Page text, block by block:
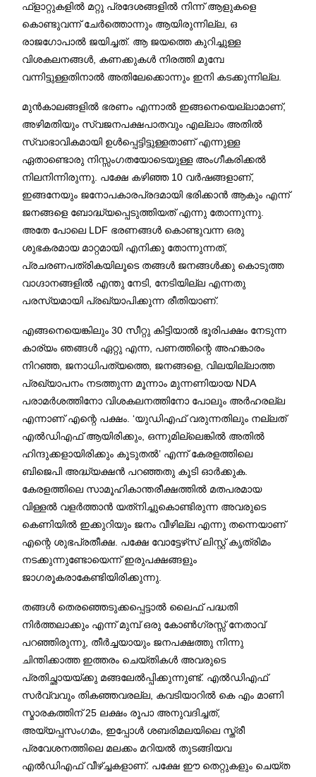
ഫ്‌ളാറ്റുകളിൽ മറ്റു പ്രദേശങ്ങളിൽ നിന്ന് ആളുകളെ
കൊണ്ടുവന്ന് ചേർത്തൊന്നും ആയിരുന്നില്ല, ഒ
രാജഗോപാൽ ജയിച്ചത്. ആ ജയത്തെ കുറിച്ചുള്ള
വിശകലനങ്ങൾ, കണക്കുകൾ നിരത്തി മുമ്പേ
വന്നിട്ടുള്ളതിനാൽ അതിലേക്കൊന്നും ഇനി കടക്കുന്നില്ല.
മുൻകാലങ്ങളിൽ ഭരണം എന്നാൽ ഇങ്ങനെയെല്ലാമാണ്,
അഴിമതിയും സ്വജനപക്ഷപാതവും എല്ലാം അതിൽ
സ്വാഭാവികമായി ഉൾപ്പെട്ടിട്ടുള്ളതാണ് എന്നുള്ള
ഏതാണ്ടൊരു നിസ്സംഗതയോടെയുള്ള അംഗീകരിക്കൽ
നിലനിന്നിരുന്നു. പക്ഷേ കഴിഞ്ഞ 10 വർഷങ്ങളാണ്,
ഇങ്ങനേയും ജനോപകാരപ്രദമായി ഭരിക്കാൻ ആകും എന്ന്
ജനങ്ങളെ ബോദ്ധ്യപ്പെടുത്തിയത് എന്നു തോന്നുന്നു.
അതേ പോലെ LDF ഭരണങ്ങൾ കൊണ്ടുവന്ന ഒരു
ശുഭകരമായ മാറ്റമായി എനിക്കു തോന്നുന്നത്,
പ്രചരണപത്രികയിലൂടെ തങ്ങൾ ജനങ്ങൾക്കു കൊടുത്ത
വാഗ്ദാനങ്ങളിൽ എന്തു നേടി, നേടിയില്ല എന്നതു
പരസ്യമായി പ്രഖ്യാപിക്കുന്ന രീതിയാണ്.
എങ്ങനെയെങ്കിലും 30 സീറ്റു കിട്ടിയാൽ ഭൂരിപക്ഷം നേടുന്ന
കാര്യം ഞങ്ങൾ ഏറ്റു എന്ന, പണത്തിന്റെ അഹങ്കാരം
നിറഞ്ഞ, ജനാധിപത്യത്തെ, ജനങ്ങളെ, വിലയില്ലാത്ത
പ്രഖ്യാപനം നടത്തുന്ന മൂന്നാം മുന്നണിയായ NDA
പരാമർശത്തിനോ വിശകലനത്തിനോ പോലും അർഹരല്ല
എന്നാണ് എന്റെ പക്ഷം. ‘യുഡിഎഫ് വരുന്നതിലും നല്ലത്
എൽഡിഎഫ് ആയിരിക്കും, ഒന്നുമില്ലെങ്കിൽ അതിൽ
ഹിന്ദുക്കളായിരിക്കും കൂടുതൽ’ എന്ന് കേരളത്തിലെ
ബിജെപി അദ്ധ്യക്ഷൻ പറഞ്ഞതു കൂടി ഓർക്കുക.
കേരളത്തിലെ സാമൂഹികാന്തരീക്ഷത്തിൽ മതപരമായ
വിള്ളൽ വളർത്താൻ യത്‌നിച്ചുകൊണ്ടിരുന്ന അവരുടെ
കെണിയിൽ ഇക്കുറിയും ജനം വീഴില്ല എന്നു തന്നെയാണ്
എന്റെ ശുഭപ്രതീക്ഷ. പക്ഷേ വോട്ടേഴ്‌സ് ലിസ്റ്റ് കൃത്രിമം
നടക്കുന്നുണ്ടോയെന്ന് ഇരുപക്ഷങ്ങളും
ജാഗരൂകരാകേണ്ടിയിരിക്കുന്നു.
തങ്ങൾ തെരഞ്ഞെടുക്കപ്പെട്ടാൽ ലൈഫ് പദ്ധതി
നിർത്തലാക്കും എന്ന് മുമ്പ് ഒരു കോൺഗ്രസ്സ് നേതാവ്
പറഞ്ഞിരുന്നു, തീർച്ചയായും ജനപക്ഷത്തു നിന്നു
ചിന്തിക്കാത്ത ഇത്തരം ചെയ്തികൾ അവരുടെ
പ്രതിച്ഛായയ്ക്കു മങ്ങലേൽപ്പിക്കുന്നുണ്ട്. എൽഡിഎഫ്
സർവ്വവും തികഞ്ഞവരല്ല, കവടിയാറിൽ കെ എം മാണി
സ്മാരകത്തിന് 25 ലക്ഷം രൂപാ അനുവദിച്ചത്,
അയ്യപ്പസംഗമം, ഇപ്പോൾ ശബരിമലയിലെ സ്ത്രീ
പ്രവേശനത്തിലെ മലക്കം മറിയൽ തുടങ്ങിയവ
എൽഡിഎഫ് വീഴ്ച്ചകളാണ്. പക്ഷേ ഈ തെറ്റുകളും ചെയ്ത